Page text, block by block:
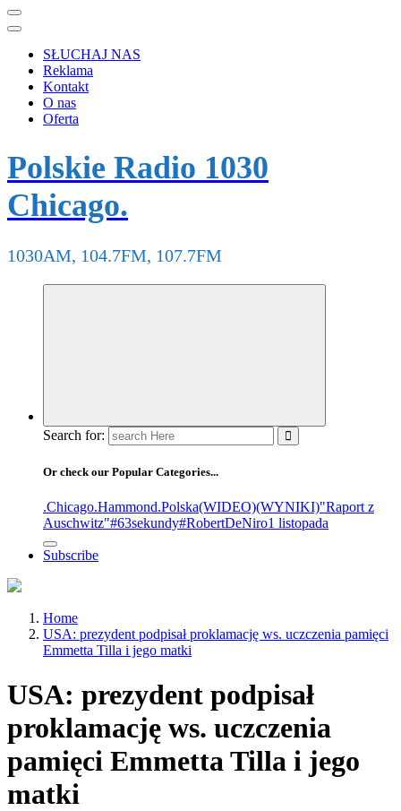
SŁUCHAJ NAS
Reklama
Kontakt
O nas
Oferta
Polskie Radio 1030
Chicago.
1030AM, 104.7FM, 107.7FM
Search for:
Or check our Popular Categories...
.Chicago.Hammond.Polska(WIDEO)(WYNIKI)"Raport z
Auschwitz"#63sekundy#RobertDeNiro1 listopada
Subscribe
Home
USA: prezydent podpisał proklamację ws. uczczenia pamięci
Emmetta Tilla i jego matki
USA: prezydent podpisał
proklamację ws. uczczenia
pamięci Emmetta Tilla i jego
matki